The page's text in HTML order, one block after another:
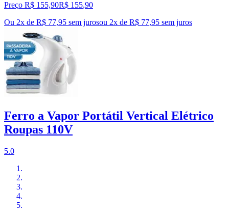
Preço R$ 155,90R$ 155,90
Ou 2x de R$ 77,95 sem jurosou 2x de R$ 77,95 sem juros
Ferro a Vapor Portátil Vertical Elétrico
Roupas 110V
5.0